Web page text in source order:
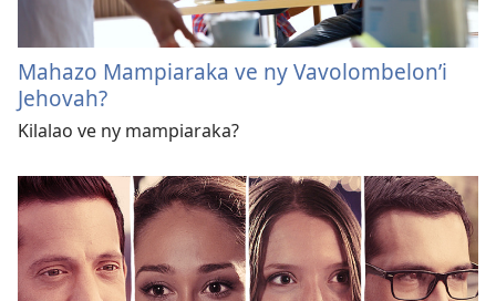
Mahazo Mampiaraka ve ny Vavolombelon’i
Jehovah?
Kilalao ve ny mampiaraka?